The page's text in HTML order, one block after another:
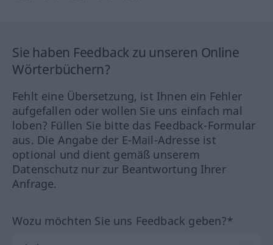
Sie haben Feedback zu unseren Online
Wörterbüchern?
Fehlt eine Übersetzung, ist Ihnen ein Fehler
aufgefallen oder wollen Sie uns einfach mal
loben? Füllen Sie bitte das Feedback-Formular
aus. Die Angabe der E-Mail-Adresse ist
optional und dient gemäß unserem
Datenschutz nur zur Beantwortung Ihrer
Anfrage.
Wozu möchten Sie uns Feedback geben?*